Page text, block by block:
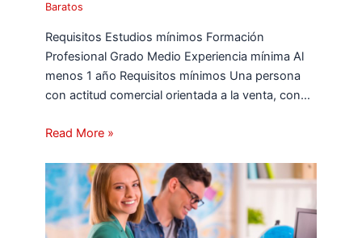
Baratos
Requisitos Estudios mínimos Formación
Profesional Grado Medio Experiencia mínima Al
menos 1 año Requisitos mínimos Una persona
con actitud comercial orientada a la venta, con…
Read More »